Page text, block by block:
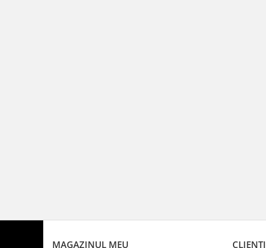
MAGAZINUL MEU CLIENTI